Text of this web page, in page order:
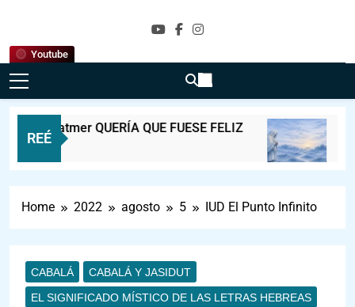
Youtube
Gal Einai En
REÉ
de Satmer QUERÍA QUE FUESE FELIZ
1 Hora
Home 2022 agosto 5 IUD El Punto Infinito
CABALÁ
CABALÁ Y JASIDUT
EL SIGNIFICADO MÍSTICO DE LAS LETRAS HEBREAS